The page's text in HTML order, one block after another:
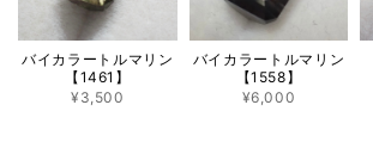
バイカラートルマリン
【1461】
¥3,500
バイカラートルマリン
【1558】
¥6,000